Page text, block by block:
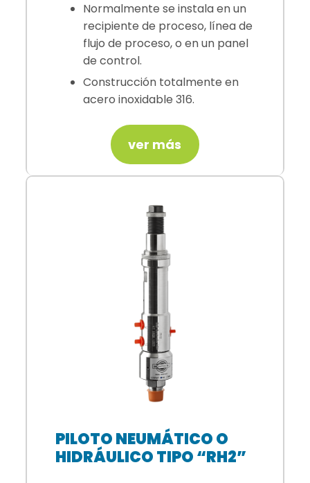
Normalmente se instala en un
recipiente de proceso, línea de
flujo de proceso, o en un panel
de control.
Construcción totalmente en
acero inoxidable 316.
ver más
PILOTO NEUMÁTICO O
HIDRÁULICO TIPO “RH2”